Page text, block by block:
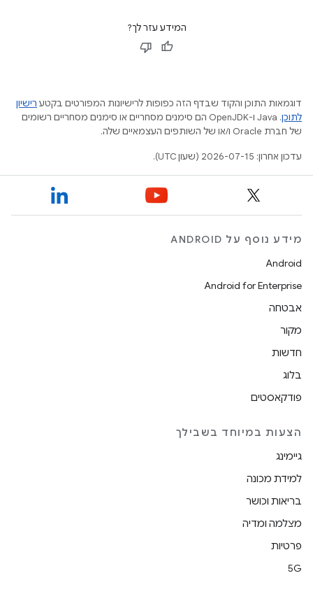
המידע עזר לך?
דוגמאות התוכן והקוד שבדף הזה כפופות לרישיונות המפורטים בקטע רישיון
לתוכן
.‏ Java ו-OpenJDK הם סימנים מסחריים או סימנים מסחריים רשומים
של חברת Oracle ו/או של השותפים העצמאיים שלה.
עדכון אחרון: 2026-07-15 (שעון UTC).
מידע נוסף על ANDROID
Android
Android for Enterprise
אבטחה
מקור
חדשות
בלוג
פודקאסטים
הצעות במיוחד בשבילך
גיימינג
למידת מכונה
בריאות וכושר
מצלמה ומדיה
פרטיות
5G